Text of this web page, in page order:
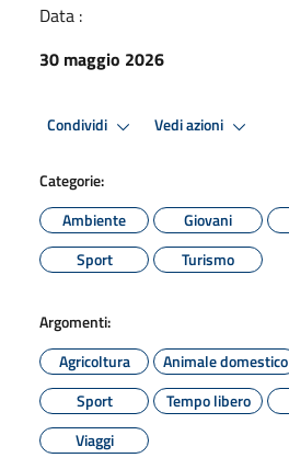
Data :
30 maggio 2026
Condividi Vedi azioni
Categorie:
Ambiente
Giovani
Sport
Turismo
Argomenti:
Agricoltura
Animale domestico
Sport
Tempo libero
Viaggi